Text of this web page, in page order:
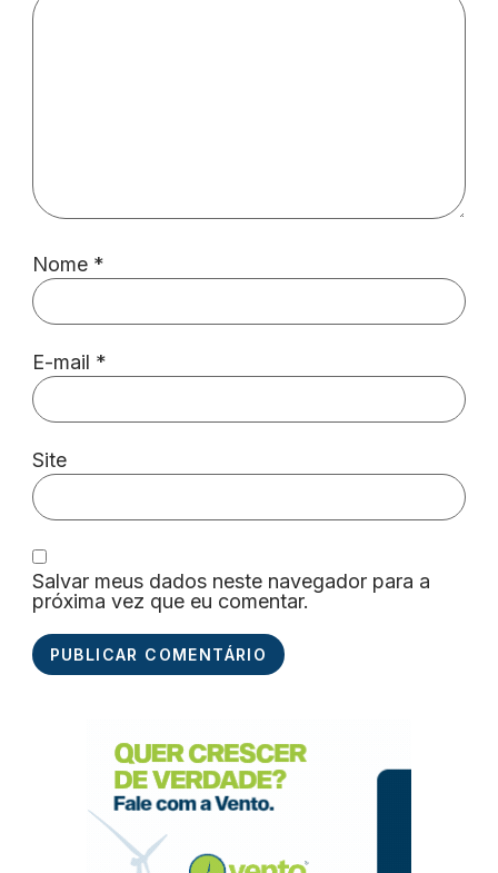
Nome *
E-mail *
Site
Salvar meus dados neste navegador para a
próxima vez que eu comentar.